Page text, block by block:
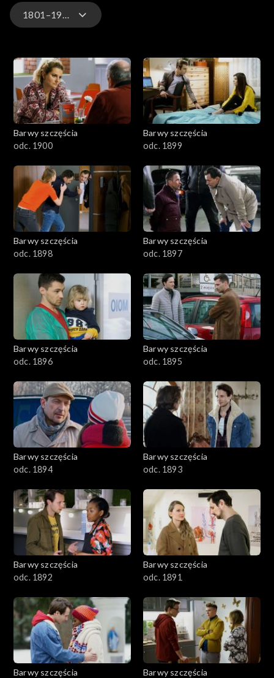
1801–1900
3201-3300
3101-3200
3001-3100
2901-3000
2801–2900
2701–2800
2501–2600
2401–2500
2301–2400
2201–2300
2101–2200
2001–2100
1801–1900
1701–1800
1601–1700
1501–1600
1401–1500
1301–1400
Barwy szczęścia
odc. 1900
Barwy szczęścia
odc. 1899
Barwy szczęścia
odc. 1898
Barwy szczęścia
odc. 1897
Barwy szczęścia
odc. 1896
Barwy szczęścia
odc. 1895
Barwy szczęścia
odc. 1894
Barwy szczęścia
odc. 1893
Barwy szczęścia
odc. 1892
Barwy szczęścia
odc. 1891
Barwy szczęścia
Barwy szczęścia